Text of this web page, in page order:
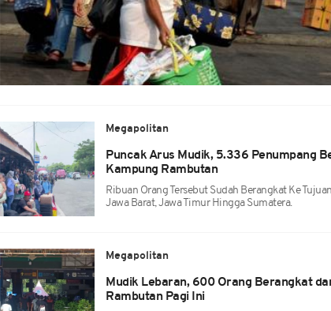
Megapolitan
Puncak Arus Mudik, 5.336 Penumpang
Kampung Rambutan
Ribuan Orang Tersebut Sudah Berangkat Ke
Jawa Barat, Jawa Timur Hingga Sumatera.
Megapolitan
Mudik Lebaran, 600 Orang Berangkat
Rambutan Pagi Ini